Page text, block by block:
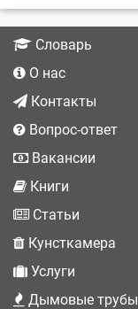
Словарь
О нас
Контакты
Вопрос-ответ
Вакансии
Книги
Статьи
Кунсткамера
Услуги
Дымовые трубы